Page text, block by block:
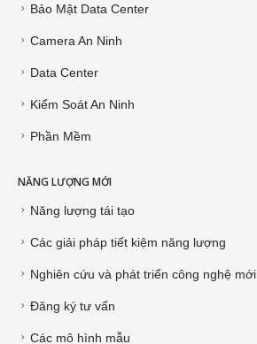
Bảo Mật Data Center
Camera An Ninh
Data Center
Kiểm Soát An Ninh
Phần Mềm
NĂNG LƯỢNG MỚI
Năng lượng tái tạo
Các giải pháp tiết kiệm năng lượng
Nghiên cứu và phát triển công nghệ mới
Đăng ký tư vấn
Các mô hình mẫu